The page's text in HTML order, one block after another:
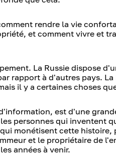
rendre la vie
et comment vivre et
La Russie dispose
rapport à d'autres pays.
il y a certaines choses
est d'une
personnes qui inventent
monétisent cette histoire,
et le propriétaire de
années à venir.